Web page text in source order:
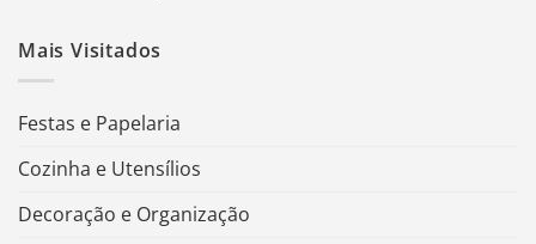
Mais Visitados
Festas e Papelaria
Cozinha e Utensílios
Decoração e Organização